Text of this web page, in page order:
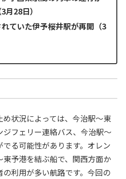
28日）
ていた伊予桜井駅が再開（3
状況によっては、今治駅～東
フェリー連絡バス、今治駅～
る可能性があります。オレン
予港を結ぶ船で、関西方面か
利用が多い航路です。今回の